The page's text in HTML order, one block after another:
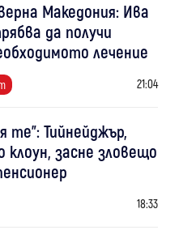
Македония: Ива
да получи
лечение
21:04
те": Тийнейджър,
клоун, засне зловещо
18:33